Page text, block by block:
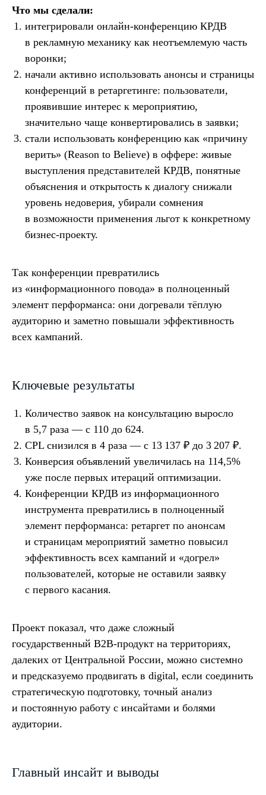
Что мы сделали:
интегрировали онлайн-конференцию КРДВ
в рекламную механику как неотъемлемую часть
воронки;
начали активно использовать анонсы и страницы
конференций в ретаргетинге: пользователи,
проявившие интерес к мероприятию,
значительно чаще конвертировались в заявки;
стали использовать конференцию как «причину
верить» (Reason to Believe) в оффере: живые
выступления представителей КРДВ, понятные
объяснения и открытость к диалогу снижали
уровень недоверия, убирали сомнения
в возможности применения льгот к конкретному
бизнес-проекту.
Так конференции превратились
из «информационного повода» в полноценный
элемент перформанса: они догревали тёплую
аудиторию и заметно повышали эффективность
всех кампаний.
Ключевые результаты
Количество заявок на консультацию выросло
в 5,7 раза — с 110 до 624.
CPL снизился в 4 раза — с 13 137 ₽ до 3 207 ₽.
Конверсия объявлений увеличилась на 114,5%
уже после первых итераций оптимизации.
Конференции КРДВ из информационного
инструмента превратились в полноценный
элемент перформанса: ретаргет по анонсам
и страницам мероприятий заметно повысил
эффективность всех кампаний и «догрел»
пользователей, которые не оставили заявку
с первого касания.
Проект показал, что даже сложный
государственный B2B-продукт на территориях,
далеких от Центральной России, можно системно
и предсказуемо продвигать в digital, если соединить
стратегическую подготовку, точный анализ
и постоянную работу с инсайтами и болями
аудитории.
Главный инсайт и выводы
Zen Mobile Agency
© Сайт icontextgroup.ru
Политика обработки персональных данных
Статьи
Исследования
Пишите на почту
sales@icontextgroup.ru
Звоните по телефону
+7 (499) 929-85-95
Приезжайте в гости
г. Москва, ул. Новослободская, д. 16